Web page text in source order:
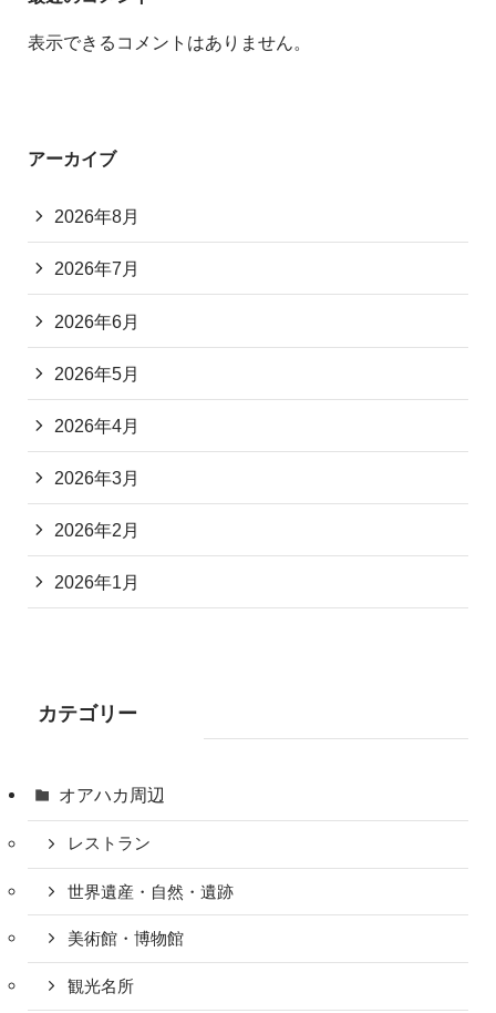
表示できるコメントはありません。
アーカイブ
2026年8月
2026年7月
2026年6月
2026年5月
2026年4月
2026年3月
2026年2月
2026年1月
カテゴリー
オアハカ周辺
レストラン
世界遺産・自然・遺跡
美術館・博物館
観光名所